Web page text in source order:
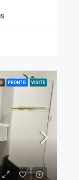
PRONTO VISITE